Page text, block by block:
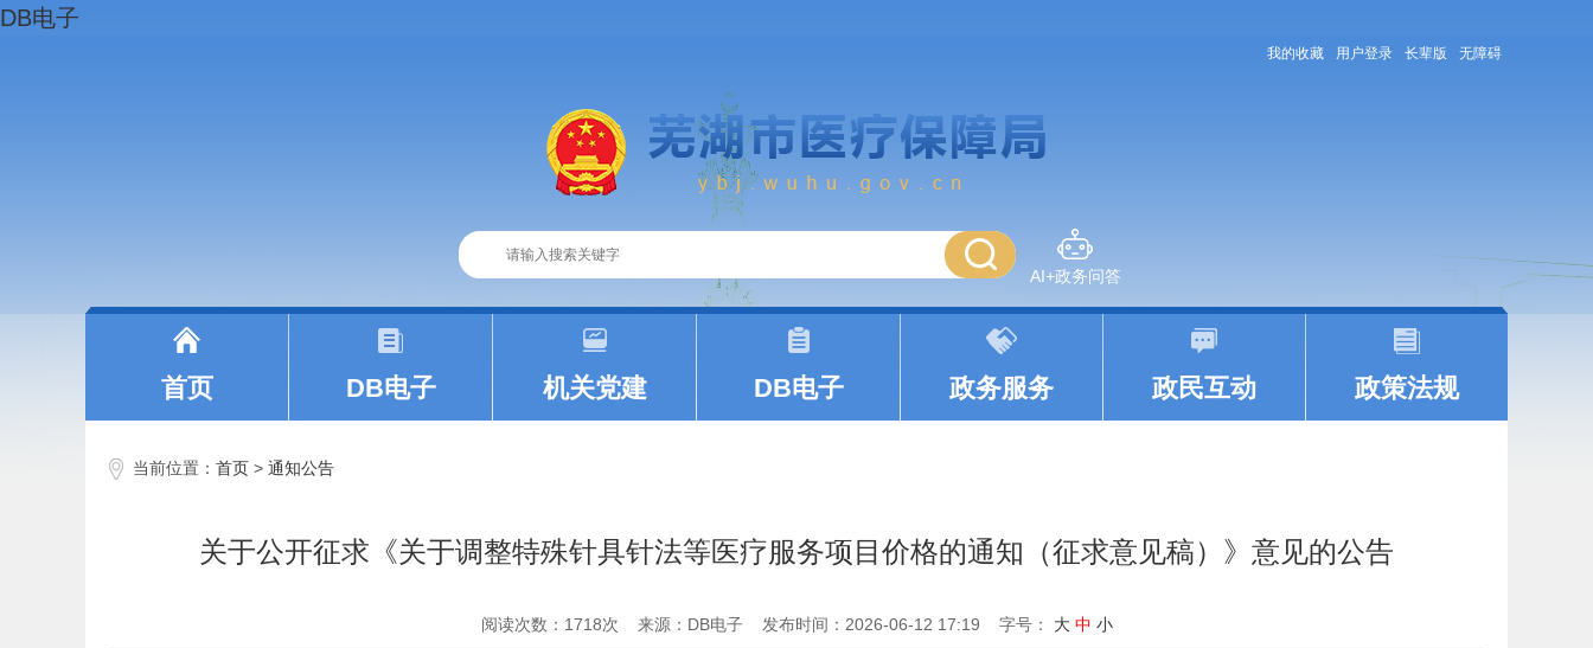
DB电子
我的收藏 用户登录 长辈版 无障碍
AI+政务问答
首页 DB电子 机关党建 DB电子 政务服务 政民互动 政策法规
当前位置： 首页 > 通知公告
关于公开征求《关于调整特殊针具针法等医疗服务项目价格的通知（征求意见稿）》意见的公告
阅读次数： 1718次 来源：DB电子 发布时间：2026-06-12 17:19 字号： 大 中 小